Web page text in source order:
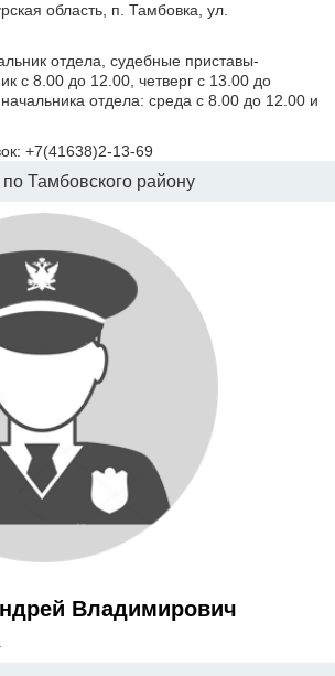
область, п. Тамбовка, ул.
отдела, судебные приставы-
с 8.00 до 12.00, четверг с 13.00 до
отдела: среда с 8.00 до 12.00 и
+7(41638)2-13-69
Тамбовского району
Владимирович